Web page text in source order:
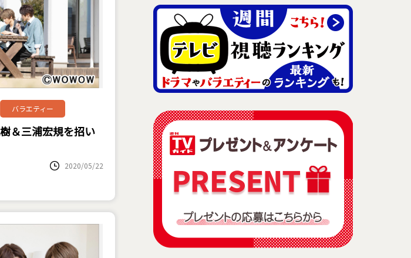
バラエティー
＆三浦宏規を招い
2020/05/22